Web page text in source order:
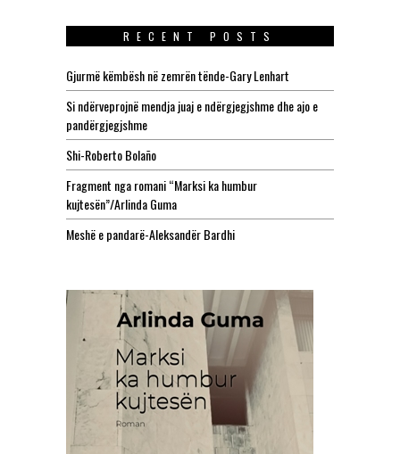
RECENT POSTS
Gjurmë këmbësh në zemrën tënde-Gary Lenhart
Si ndërveprojnë mendja juaj e ndërgjegjshme dhe ajo e
pandërgjegjshme
Shi-Roberto Bolaño
Fragment nga romani “Marksi ka humbur
kujtesën”/Arlinda Guma
Meshë e pandarë-Aleksandër Bardhi